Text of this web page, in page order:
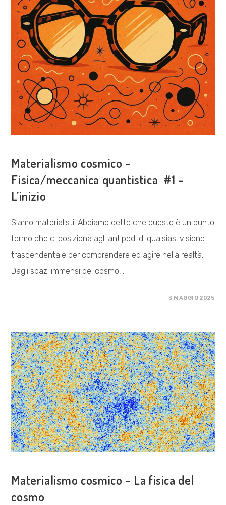
Materialismo cosmico –
Fisica/meccanica quantistica #1 –
L’inizio
Siamo materialisti. Abbiamo detto che questo è un punto
fermo che ci posiziona agli antipodi di qualsiasi visione
trascendentale per comprendere ed agire nella realtà.
Dagli spazi immensi del cosmo,…
QUANTISTICA
#1
–
L’INIZIO
3 MAGGIO 2025
Materialismo cosmico – La fisica del
cosmo